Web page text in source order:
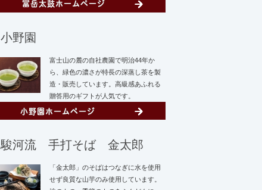
小野園
富士山の麓の自社農園で明治44年か
ら、緑色の濃さが特長の深蒸し茶を製
造・販売しています。高級感あふれる
贈答用のギフトが人気です。
駿河流 手打そば 金太郎
「金太郎」のそばはつなぎに水を使用
せず良質な山芋のみ使用しています。